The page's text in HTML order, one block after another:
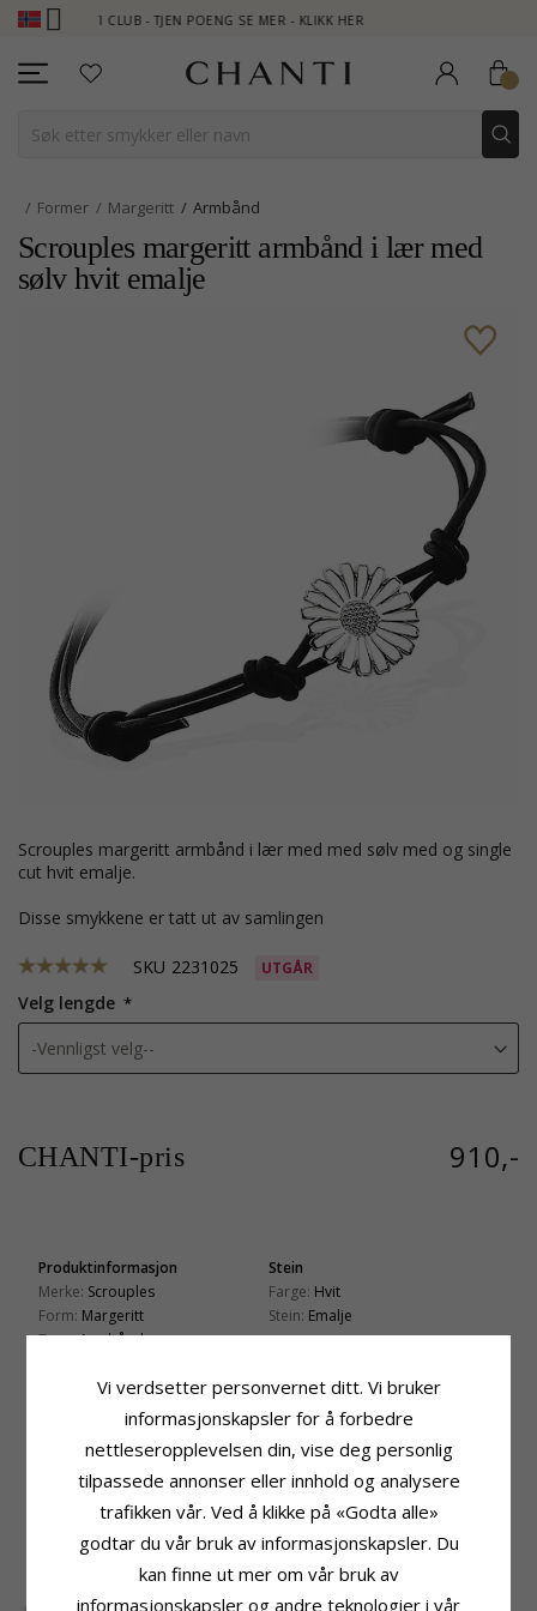
CLUB - TJEN POENG SE MER - KLIKK HER
Former Margeritt Armbånd
Scrouples margeritt armbånd i lær med
sølv hvit emalje
Scrouples margeritt armbånd i lær med med sølv med og single
cut hvit emalje.
Disse smykkene er tatt ut av samlingen
SKU 2231025 UTGÅR
Velg lengde
CHANTI-pris 910,-
Produktinformasjon
Merke: Scrouples
Form: Margeritt
Type:Armbånd
Overflate:Ru Og Blank
Sølv
Stein
Farge: Hvit
Stein: Emalje
16,3 mm
Leveringstid
KUNDER KJØPER OGSÅ
SALE 65%
Vi verdsetter personvernet ditt. Vi bruker
informasjonskapsler for å forbedre
nettleseropplevelsen din, vise deg personlig
tilpassede annonser eller innhold og analysere
trafikken vår. Ved å klikke på «Godta alle»
godtar du vår bruk av informasjonskapsler. Du
kan finne ut mer om vår bruk av
informasjonskapsler og andre teknologier i vår